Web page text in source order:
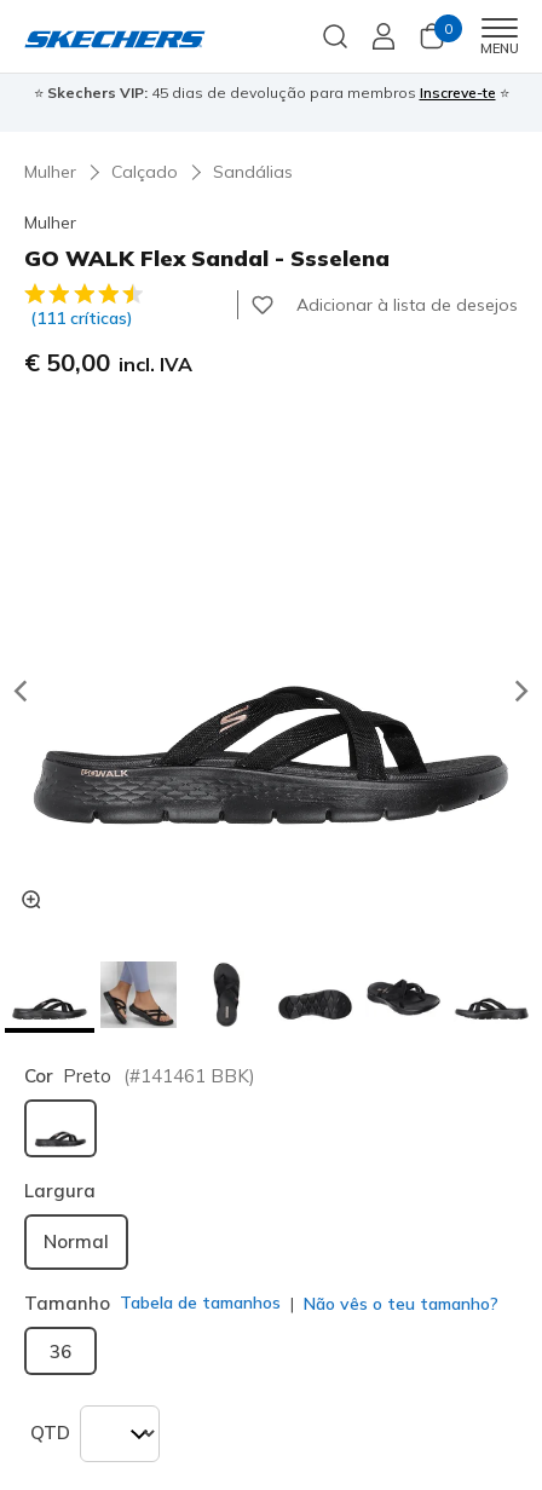
0
MENU
⭐ Skechers VIP:45 dias de devolução para membros Inscreve-te ⭐
Mulher Calçado Sandálias
Mulher
GO WALK Flex Sandal - Ssselena
3$5 de 5 – Classificação do cliente
(111 críticas)
Adicionar à lista de desejos
€ 50,00 incl. IVA
Cor Preto (#141461 BBK)
selecionado
Largura
Normal
Tamanho Tabela de tamanhos Não vês o teu tamanho?
36
QTD